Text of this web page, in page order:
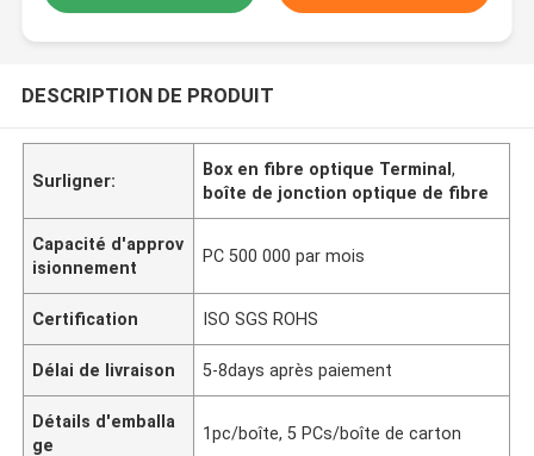
DESCRIPTION DE PRODUIT
Surligner:
Box en fibre optique Terminal,
boîte de jonction optique de fibre
Capacité d'approv
isionnement
PC 500 000 par mois
Certification ISO SGS ROHS
Délai de livraison 5-8days après paiement
Détails d'emballa
ge
1pc/boîte, 5 PCs/boîte de carton